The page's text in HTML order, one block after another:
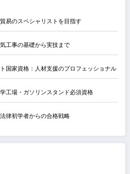
易のスペシャリストを目指す
工事の基礎から実技まで
国家資格：人材支援のプロフェッショナル
工場・ガソリンスタンド必須資格
律初学者からの合格戦略